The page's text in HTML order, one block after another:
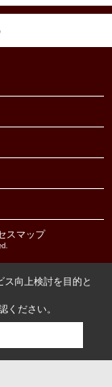
スマップ
向上検討を目的と
ください。